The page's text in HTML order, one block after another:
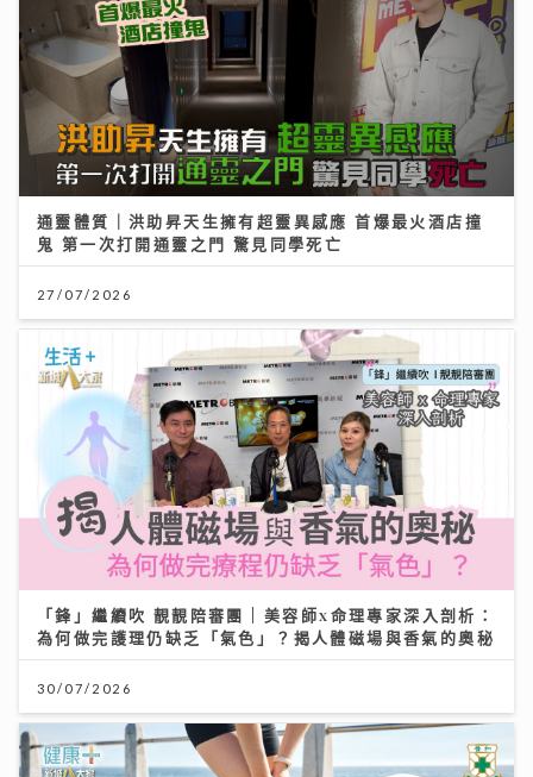
通靈體質｜洪助昇天生擁有超靈異感應 首爆最火酒店撞
鬼 第一次打開通靈之門 驚見同學死亡
27/07/2026
「鋒」繼續吹 靚靚陪審團 | 美容師x命理專家深入剖析：
為何做完護理仍缺乏「氣色」？揭人體磁場與香氣的奧秘
30/07/2026